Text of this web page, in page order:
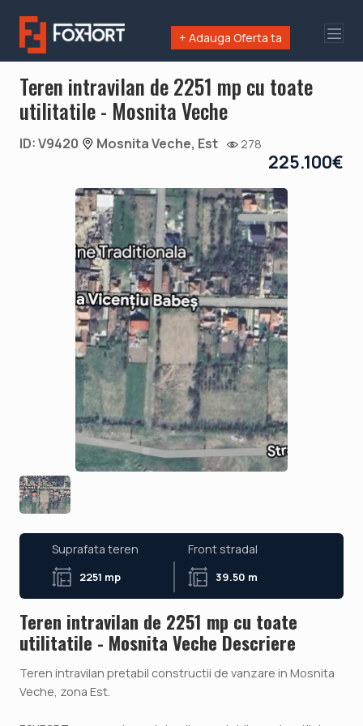
+ Adauga Oferta ta
Teren intravilan de 2251 mp cu toate
utilitatile - Mosnita Veche
ID: V9420 Mosnita Veche, Est 278
225.100€
Suprafata teren
2251 mp
Front stradal
39.50 m
Teren intravilan de 2251 mp cu toate
utilitatile - Mosnita Veche Descriere
Teren intravilan pretabil constructii de vanzare in Mosnita
Veche, zona Est.